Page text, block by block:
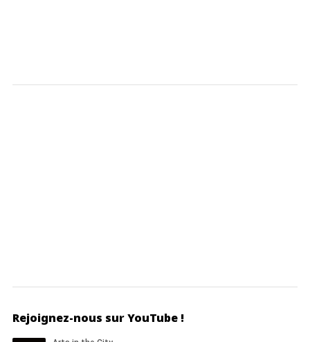
Rejoignez-nous sur YouTube !